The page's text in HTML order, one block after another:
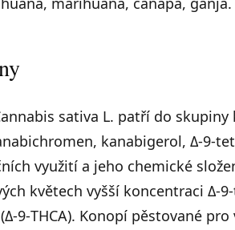
sativa L. patří do
kanabigerol, Δ-9-
využití a jeho chemické
květech vyšší koncentraci Δ-
9-THCA). Konopí pěstované